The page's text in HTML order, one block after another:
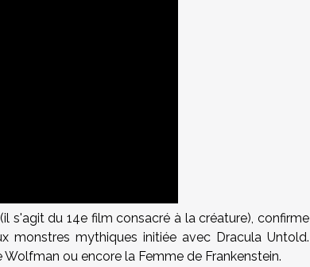
s'agit du 14e film consacré à la créature), confirme
monstres mythiques initiée avec Dracula Untold.
ou encore la Femme de Frankenstein.